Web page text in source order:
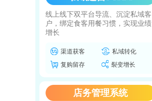
线上线下双平台导流、沉淀私域客
户，绑定食客用餐习惯，实现业绩
增长
渠道获客
私域转化
复购留存
裂变增长
店务管理系统